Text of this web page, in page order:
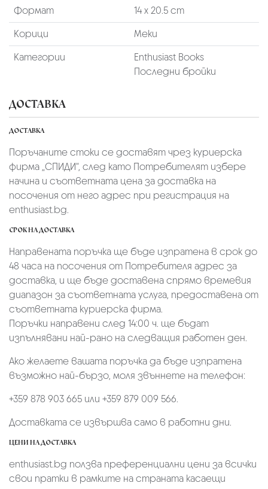
Формат
14 х 20.5 cm
Корици
Меки
Категории
Enthusiast Books
Последни бройки
ДОСТАВКА
ДОСТАВКА
Поръчаните стоки се доставят чрез куриерскa
фирмa „СПИДИ“, след като Потребителят избере
начина и съответната цена за доставка на
посочения от него адрес при регистрация на
enthusiast.bg.
СРОК НА ДОСТАВКА
Направената поръчка ще бъде изпратена в срок до
48 часа на посочения от Потребителя адрес за
доставка, и ще бъде доставена спрямо времевия
диапазон за съответната услуга, предоставена от
съответната куриерска фирма.
Поръчки направени след 14:00 ч. ще бъдат
изпълнявани най-рано на следващия работен ден.
Ако желаете вашата поръчка да бъде изпратена
възможно най-бързо, моля звъннете на телефон:
+359 878 903 665 или +359 879 009 566.
Доставката се извършва само в работни дни.
ЦЕНИ НА ДОСТАВКА
enthusiast.bg ползва преференциални цени за всички
свои пратки в рамките на страната касаещи